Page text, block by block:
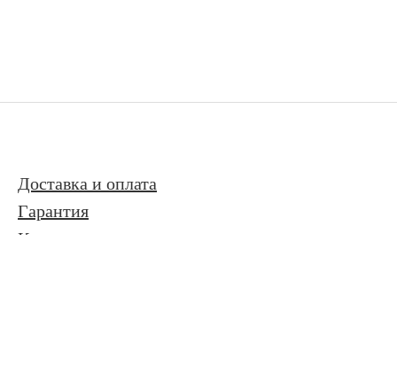
Доставка и оплата
Гарантия
Контакты